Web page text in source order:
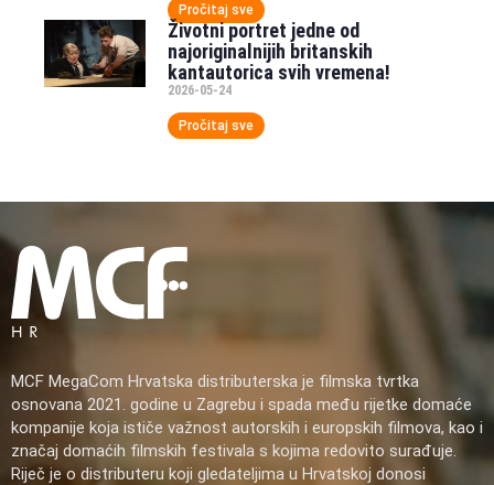
Pročitaj sve
Životni portret jedne od
najoriginalnijih britanskih
kantautorica svih vremena!
2026-05-24
Pročitaj sve
MCF MegaCom Hrvatska distributerska je filmska tvrtka
osnovana 2021. godine u Zagrebu i spada među rijetke domaće
kompanije koja ističe važnost autorskih i europskih filmova, kao i
značaj domaćih filmskih festivala s kojima redovito surađuje.
Riječ je o distributeru koji gledateljima u Hrvatskoj donosi